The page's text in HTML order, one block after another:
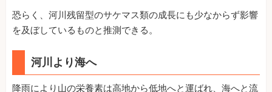
恐らく、河川残留型のサケマス類の成長にも少なからず影響
を及ぼしているものと推測できる。
河川より海へ
降雨により山の栄養素は高地から低地へと運ばれ、海へと流